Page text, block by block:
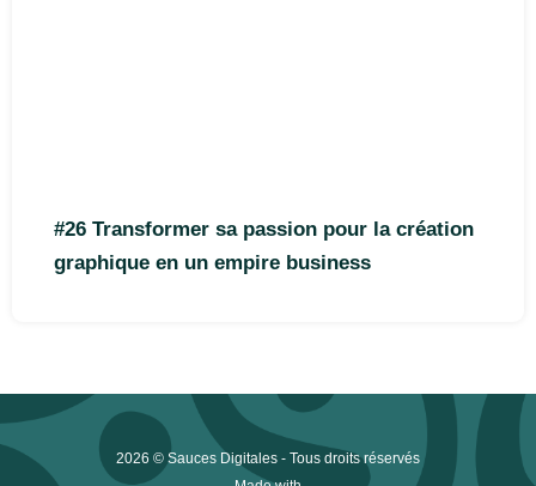
#26 Transformer sa passion pour la création
graphique en un empire business
2026 © Sauces Digitales - Tous droits réservés